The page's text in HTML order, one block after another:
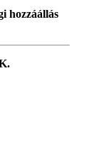
hozzáállás